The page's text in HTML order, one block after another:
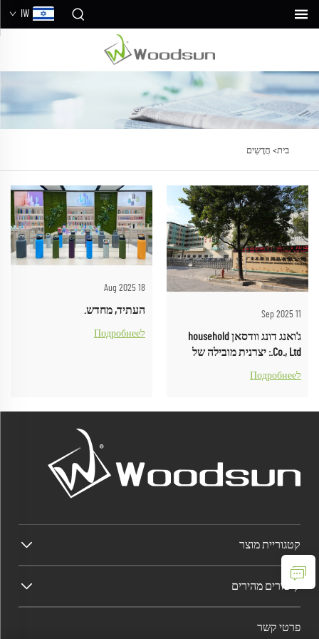
IW
בית> חֲדָשִים
11 Sep 2025
ג'ואנג דונג וודסאן household
Co., Ltd.: יצרנית מובילה של
מוצרים ביתיים מ caft
לПодробнее
18 Aug 2025
העתיד, מחדש.
לПодробнее
קטגוריית מוצר
קישורים מהירים
פרטי קשר